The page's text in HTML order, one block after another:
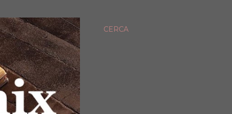
CERCA